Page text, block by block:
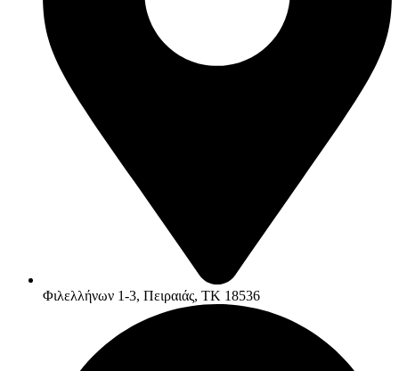
Φιλελλήνων 1-3, Πειραιάς, ΤΚ 18536